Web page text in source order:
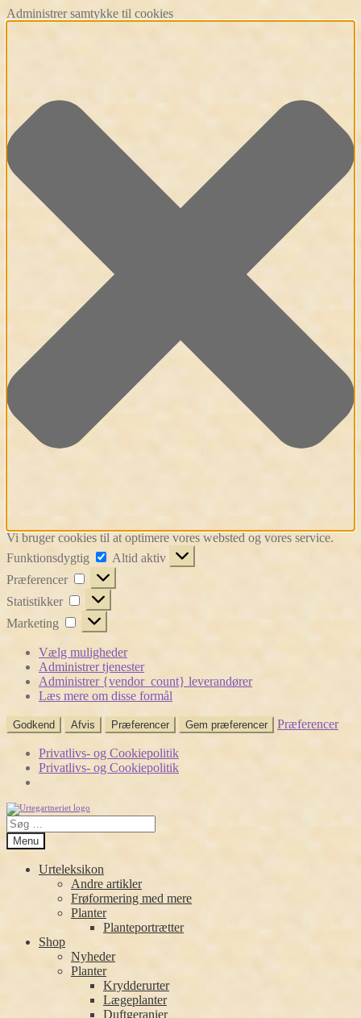
Administrer samtykke til cookies
Vi bruger cookies til at optimere vores websted og vores service.
Funktionsdygtig
Funktionsdygtig
Altid aktiv
Præferencer
Præferencer
Statistikker Statistikker
Marketing Marketing
Vælg muligheder
Administrer tjenester
Administrer {vendor_count} leverandører
Læs mere om disse formål
Godkend Afvis Præferencer Gem præferencer Præferencer
Privatlivs- og Cookiepolitik
Privatlivs- og Cookiepolitik
Spring
til
navigation
Spring
til
indhold
Søg
efter:
Menu
Urteleksikon
Andre artikler
Frøformering med mere
Planter
Planteportrætter
Shop
Nyheder
Planter
Krydderurter
Lægeplanter
Duftgeranier